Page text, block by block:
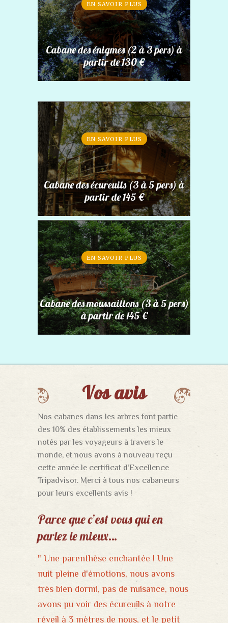
Cabane des énigmes (2 à 3 pers) à
partir de 130 €
EN SAVOIR PLUS
Cabane des écureuils (3 à 5 pers) à
partir de 145 €
EN SAVOIR PLUS
Cabane des moussaillons (3 à 5 pers)
à partir de 145 €
EN SAVOIR PLUS
Vos avis
Nos cabanes dans les arbres font partie
des 10% des établissements les mieux
notés par les voyageurs à travers le
monde, et nous avons à nouveau reçu
cette année le certificat d’Excellence
Tripadvisor. Merci à tous nos cabaneurs
pour leurs excellents avis !
Parce que c’est vous qui en
parlez le mieux…
" Une belle nuit dans une cabane
confortable. Quelle aventure! Nous
avons passé une belle et agréable nuit
dans la cabane des écureuils. Les lits
sont très confortables et la cabane
" Une parenthèse enchantée ! Une
nuit pleine d'émotions, nous avons
très bien dormi, pas de nuisance, nous
avons pu voir des écureuils à notre
réveil à 3 mètres de nous, et le petit
" A faire absolument au moins une
fois... Nous sommes venus en famille
dormir dans la cabane des écureuils.
La cabane est propre et l'accueil au
petit soin. Et les enfants ont pu
" Retour en enfance...et un rêve
d'enfant qui se réalise ! Superbe
surprise de mon amoureux qui à
trouvé l'endroit parfait pour se
ressourcer le temps d'une nuit. Nous
" Une nuit en famille au TOP ! Nous
avons dormi dans la cabane des
moussaillons. Le personnel est discret
et bienveillant. La cabane est propre
et bien équipée (nous étions 5). Nous